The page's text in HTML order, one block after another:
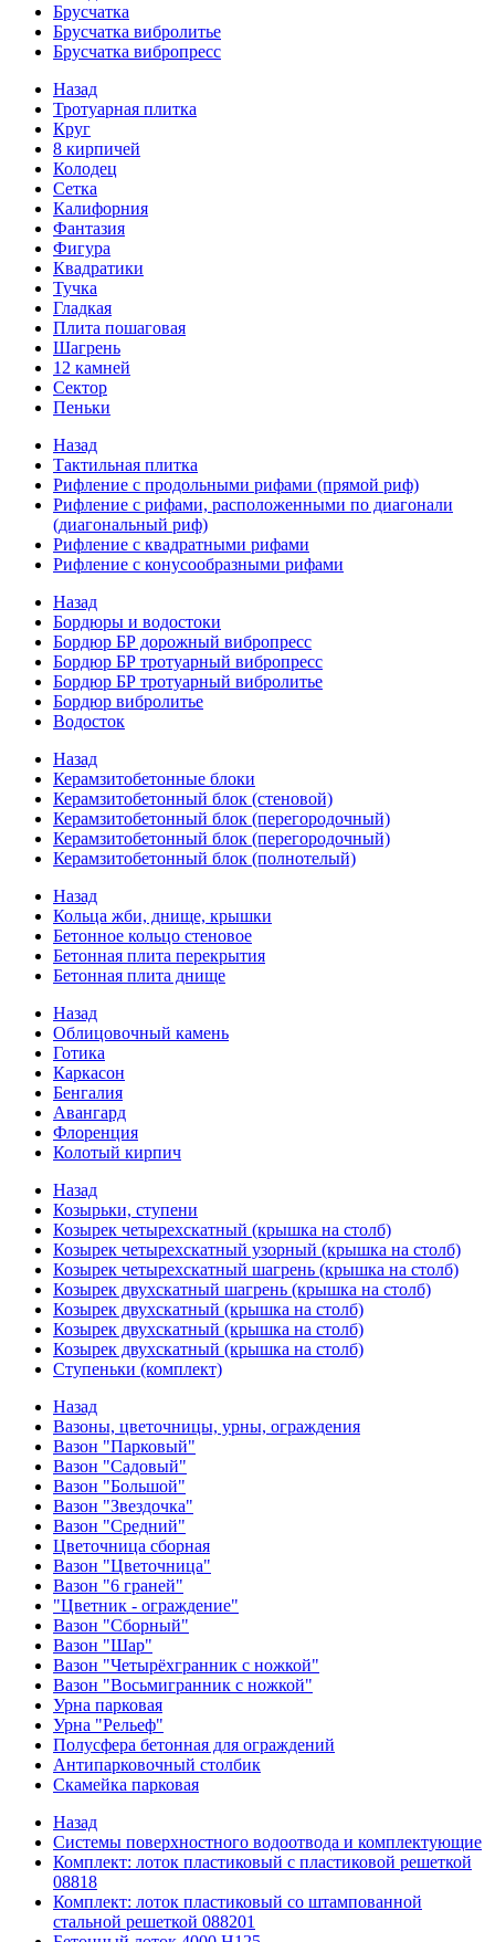
Брусчатка
Брусчатка вибролитье
Брусчатка вибропресс
Назад
Тротуарная плитка
Круг
8 кирпичей
Колодец
Сетка
Калифорния
Фантазия
Фигура
Квадратики
Тучка
Гладкая
Плита пошаговая
Шагрень
12 камней
Сектор
Пеньки
Назад
Тактильная плитка
Рифление с продольными рифами (прямой риф)
Рифление с рифами, расположенными по диагонали
(диагональный риф)
Рифление с квадратными рифами
Рифление с конусообразными рифами
Назад
Бордюры и водостоки
Бордюр БР дорожный вибропресс
Бордюр БР тротуарный вибропресс
Бордюр БР тротуарный вибролитье
Бордюр вибролитье
Водосток
Назад
Керамзитобетонные блоки
Керамзитобетонный блок (стеновой)
Керамзитобетонный блок (перегородочный)
Керамзитобетонный блок (перегородочный)
Керамзитобетонный блок (полнотелый)
Назад
Кольца жби, днище, крышки
Бетонное кольцо стеновое
Бетонная плита перекрытия
Бетонная плита днище
Назад
Облицовочный камень
Готика
Каркасон
Бенгалия
Авангард
Флоренция
Колотый кирпич
Назад
Козырьки, ступени
Козырек четырехскатный (крышка на столб)
Козырек четырехскатный узорный (крышка на столб)
Козырек четырехскатный шагрень (крышка на столб)
Козырек двухскатный шагрень (крышка на столб)
Козырек двухскатный (крышка на столб)
Козырек двухскатный (крышка на столб)
Козырек двухскатный (крышка на столб)
Ступеньки (комплект)
Назад
Вазоны, цветочницы, урны, ограждения
Вазон "Парковый"
Вазон "Садовый"
Вазон "Большой"
Вазон "Звездочка"
Вазон "Средний"
Цветочница сборная
Вазон "Цветочница"
Вазон "6 граней"
"Цветник - ограждение"
Вазон "Сборный"
Вазон "Шар"
Вазон "Четырёхгранник с ножкой"
Вазон "Восьмигранник с ножкой"
Урна парковая
Урна "Рельеф"
Полусфера бетонная для ограждений
Антипарковочный столбик
Скамейка парковая
Назад
Системы поверхностного водоотвода и комплектующие
Комплект: лоток пластиковый с пластиковой решеткой
08818
Комплект: лоток пластиковый со штампованной
стальной решеткой 088201